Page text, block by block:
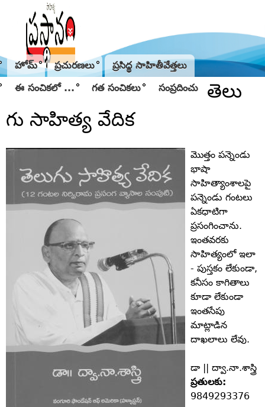
హోమ్ ప్రచురణలు ప్రసిద్థ సాహితీవేత్తలు
ఈ సంచికలో ... గత సంచికలు సంప్రదించు
తెలు
గు సాహిత్య వేదిక
మొత్తం పన్నెండు
భాషా
సాహిత్యాంశాలపై
పన్నెండు గంటలు
ఏకధాటిగా
ప్రసంగించాను.
ఇంతవరకు
సాహిత్యంలో ఇలా
- పుస్తకం లేకుండా,
కనీసం కాగితాలు
కూడా లేకుండా
ఇంతసేపు
మాట్లాడిన
దాఖలాలు లేవు.
డా || ద్వా.నా.శాస్త్రి
ప్రతులకు:
9849293376